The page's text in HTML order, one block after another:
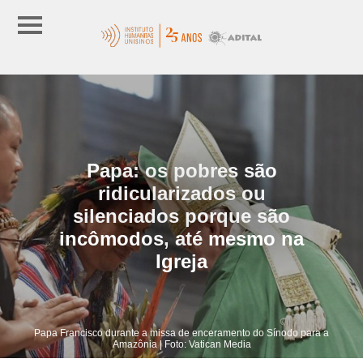
Papa: os pobres são
ridicularizados ou
silenciados porque são
incômodos, até mesmo na
Igreja
Papa Francisco durante a missa de enceramento do Sínodo para a
Amazônia | Foto: Vatican Media